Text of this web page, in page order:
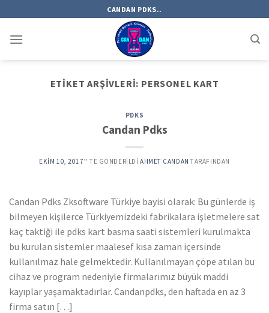
to
content
CANDAN PDKS..
ETIKET ARŞIVLERI: PERSONEL KART
PDKS
Candan Pdks
EKIM 10, 2017’' TE GÖNDERILDI AHMET CANDAN TARAFINDAN
Candan Pdks Zksoftware Türkiye bayisi olarak: Bu günlerde iş
bilmeyen kişilerce Türkiyemizdeki fabrikalara işletmelere sat
kaç taktiği ile pdks kart basma saati sistemleri kurulmakta
bu kurulan sistemler maalesef kısa zaman içersinde
kullanılmaz hale gelmektedir. Kullanılmayan çöpe atılan bu
cihaz ve program nedeniyle firmalarımız büyük maddi
kayıplar yaşamaktadırlar. Candanpdks, den haftada en az 3
firma satın […]